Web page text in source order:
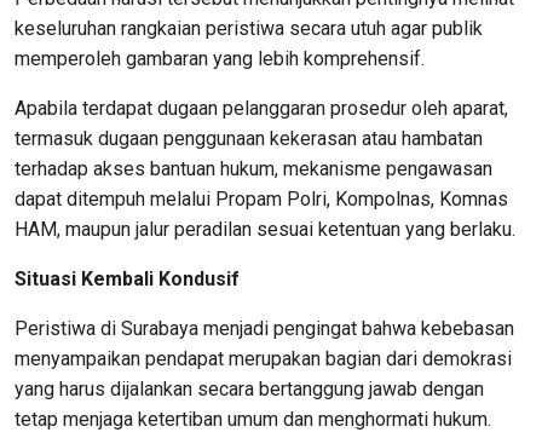
keseluruhan rangkaian peristiwa secara utuh agar publik
memperoleh gambaran yang lebih komprehensif.
Apabila terdapat dugaan pelanggaran prosedur oleh aparat,
termasuk dugaan penggunaan kekerasan atau hambatan
terhadap akses bantuan hukum, mekanisme pengawasan
dapat ditempuh melalui Propam Polri, Kompolnas, Komnas
HAM, maupun jalur peradilan sesuai ketentuan yang berlaku.
Situasi Kembali Kondusif
Peristiwa di Surabaya menjadi pengingat bahwa kebebasan
menyampaikan pendapat merupakan bagian dari demokrasi
yang harus dijalankan secara bertanggung jawab dengan
tetap menjaga ketertiban umum dan menghormati hukum.